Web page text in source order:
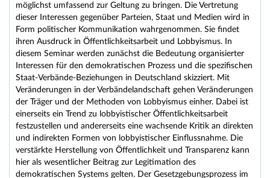
möglichst umfassend zur Geltung zu bringen. Die Vertretung
dieser Interessen gegenüber Parteien, Staat und Medien wird in
Form politischer Kommunikation wahrgenommen. Sie findet
ihren Ausdruck in Öffentlichkeitsarbeit und Lobbyismus. In
diesem Seminar werden zunächst die Bedeutung organisierter
Interessen für den demokratischen Prozess und die spezifischen
Staat-Verbände-Beziehungen in Deutschland skizziert. Mit
Veränderungen in der Verbändelandschaft gehen Veränderungen
der Träger und der Methoden von Lobbyismus einher. Dabei ist
einerseits ein Trend zu lobbyistischer Öffentlichkeitsarbeit
festzustellen und andererseits eine wachsende Kritik an direkten
und indirekten Formen von lobbyistischer Einflussnahme. Die
verstärkte Herstellung von Öffentlichkeit und Transparenz kann
hier als wesentlicher Beitrag zur Legitimation des
demokratischen Systems gelten. Der Gesetzgebungsprozess im